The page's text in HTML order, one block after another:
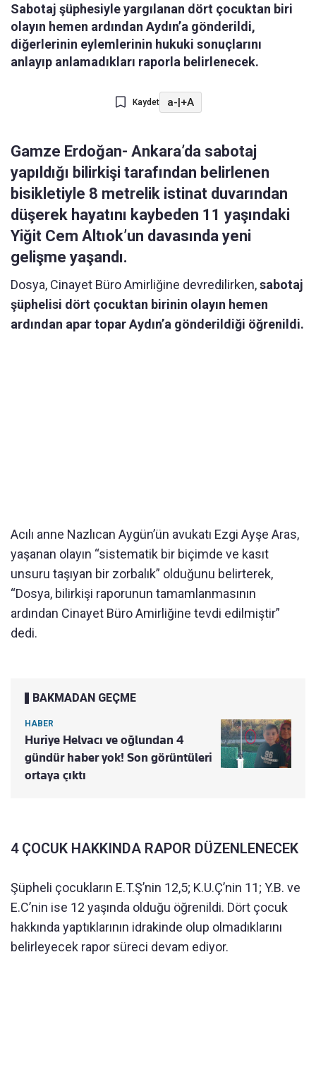
Sabotaj şüphesiyle yargılanan dört çocuktan biri
olayın hemen ardından Aydın’a gönderildi,
diğerlerinin eylemlerinin hukuki sonuçlarını
anlayıp anlamadıkları raporla belirlenecek.
Kaydet a-|+A
Gamze Erdoğan- Ankara’da sabotaj
yapıldığı bilirkişi tarafından belirlenen
bisikletiyle 8 metrelik istinat duvarından
düşerek hayatını kaybeden 11 yaşındaki
Yiğit Cem Altıok’un davasında yeni
gelişme yaşandı.
Dosya, Cinayet Büro Amirliğine devredilirken,sabotaj
şüphelisi dört çocuktan birinin olayın hemen
ardından apar topar Aydın’a gönderildiği öğrenildi.
Acılı anne Nazlıcan Aygün’ün avukatı Ezgi Ayşe Aras,
yaşanan olayın “sistematik bir biçimde ve kasıt
unsuru taşıyan bir zorbalık” olduğunu belirterek,
“Dosya, bilirkişi raporunun tamamlanmasının
ardından Cinayet Büro Amirliğine tevdi edilmiştir”
dedi.
BAKMADAN GEÇME
HABER
Huriye Helvacı ve oğlundan 4
gündür haber yok! Son görüntüleri
ortaya çıktı
4 ÇOCUK HAKKINDA RAPOR DÜZENLENECEK
Şüpheli çocukların E.T.Ş’nin 12,5; K.U.Ç’nin 11; Y.B. ve
E.C’nin ise 12 yaşında olduğu öğrenildi. Dört çocuk
hakkında yaptıklarının idrakinde olup olmadıklarını
belirleyecek rapor süreci devam ediyor.